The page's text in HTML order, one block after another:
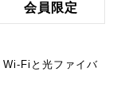
会員限定
Fiと光ファイバ